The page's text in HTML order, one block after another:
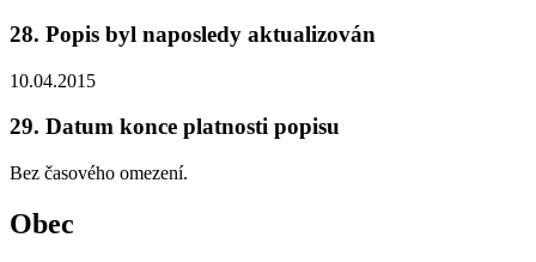
28. Popis byl naposledy aktualizován
10.04.2015
29. Datum konce platnosti popisu
Bez časového omezení.
Obec